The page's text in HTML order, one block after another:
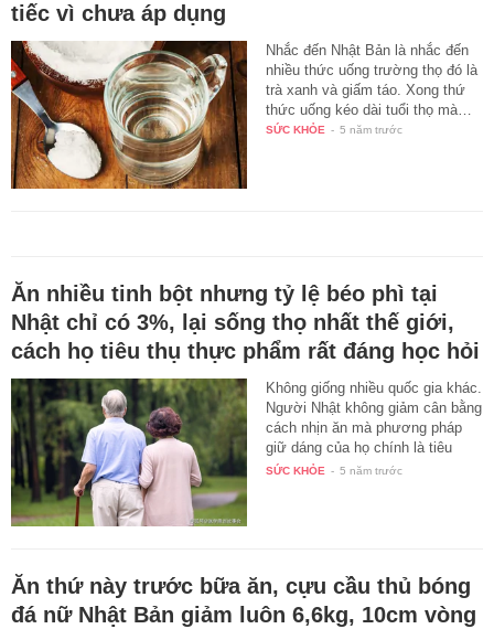
tiếc vì chưa áp dụng
Nhắc đến Nhật Bản là nhắc đến
nhiều thức uống trường thọ đó là
trà xanh và giấm táo. Xong thứ
thức uống kéo dài tuổi thọ mà…
SỨC KHỎE - 5 năm trước
Ăn nhiều tinh bột nhưng tỷ lệ béo phì tại
Nhật chỉ có 3%, lại sống thọ nhất thế giới,
cách họ tiêu thụ thực phẩm rất đáng học hỏi
Không giống nhiều quốc gia khác.
Người Nhật không giảm cân bằng
cách nhịn ăn mà phương pháp
giữ dáng của họ chính là tiêu
thụ…
SỨC KHỎE - 5 năm trước
Ăn thứ này trước bữa ăn, cựu cầu thủ bóng
đá nữ Nhật Bản giảm luôn 6,6kg, 10cm vòng